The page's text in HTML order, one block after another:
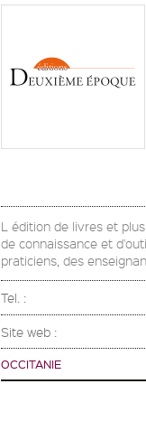
L édition de livres et
de connaissance et
praticiens, des
Tel. :
Site web :
OCCITANIE